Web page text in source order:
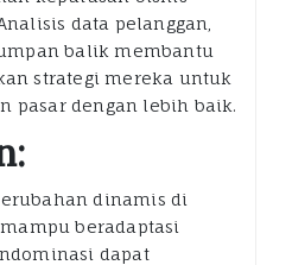
data pelanggan,
balik membantu
strategi mereka untuk
pasar dengan lebih baik.
dinamis di
beradaptasi
dapat